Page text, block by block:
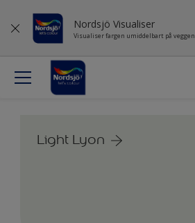
Nordsjö Visualiser
Visualiser fargen umiddelbart på veggen
Light Lyon